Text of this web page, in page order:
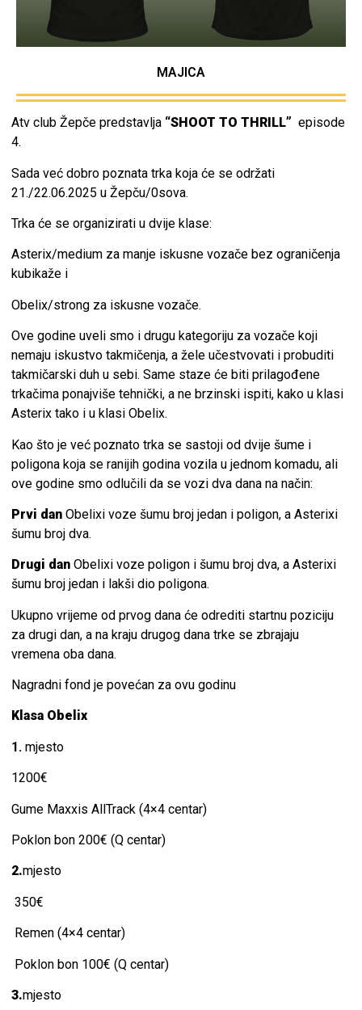
MAJICA
Atv club Žepče predstavlja “SHOOT TO THRILL” episode
4.
Sada već dobro poznata trka koja će se održati
21./22.06.2025 u Žepču/0sova.
Trka će se organizirati u dvije klase:
Asterix/medium za manje iskusne vozače bez ograničenja
kubikaže i
Obelix/strong za iskusne vozače.
Ove godine uveli smo i drugu kategoriju za vozače koji
nemaju iskustvo takmičenja, a žele učestvovati i probuditi
takmičarski duh u sebi. Same staze će biti prilagođene
trkačima ponajviše tehnički, a ne brzinski ispiti, kako u klasi
Asterix tako i u klasi Obelix.
Kao što je već poznato trka se sastoji od dvije šume i
poligona koja se ranijih godina vozila u jednom komadu, ali
ove godine smo odlučili da se vozi dva dana na način:
Prvi dan Obelixi voze šumu broj jedan i poligon, a Asterixi
šumu broj dva.
Drugi dan Obelixi voze poligon i šumu broj dva, a Asterixi
šumu broj jedan i lakši dio poligona.
Ukupno vrijeme od prvog dana će odrediti startnu poziciju
za drugi dan, a na kraju drugog dana trke se zbrajaju
vremena oba dana.
Nagradni fond je povećan za ovu godinu
Klasa Obelix
1.mjesto
1200€
Gume Maxxis AllTrack (4×4 centar)
Poklon bon 200€ (Q centar)
2.mjesto
350€
Remen (4×4 centar)
Poklon bon 100€ (Q centar)
3.mjesto